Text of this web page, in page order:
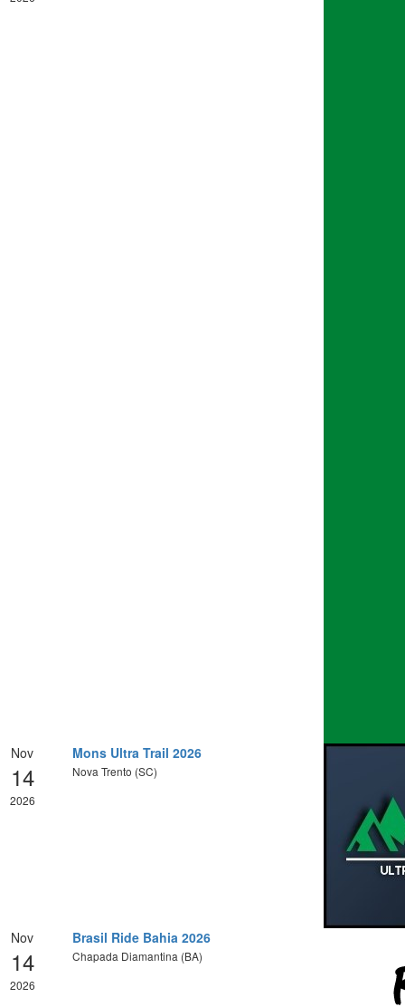
Nov
14
2026
Mons Ultra Trail 2026
Nova Trento (SC)
Nov
14
2026
Brasil Ride Bahia 2026
Chapada Diamantina (BA)